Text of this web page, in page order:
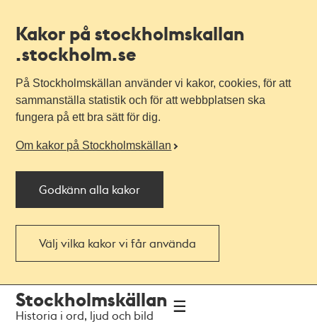
Kakor på stockholmskallan
.stockholm.se
På Stockholmskällan använder vi kakor, cookies, för att
sammanställa statistik och för att webbplatsen ska
fungera på ett bra sätt för dig.
Om kakor på Stockholmskällan
Godkänn alla kakor
Välj vilka kakor vi får använda
navigationen
huvudinnehållet
Stockholmskällan
Historia i ord, ljud och bild